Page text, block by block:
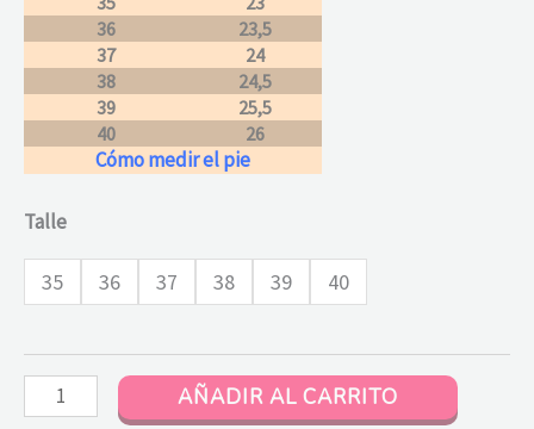
36
23,5
37
24
38
24,5
39
25,5
40
26
Cómo medir el pie
Talle
35 36 37 38 39 40
Emma
cantidad
AÑADIR AL CARRITO